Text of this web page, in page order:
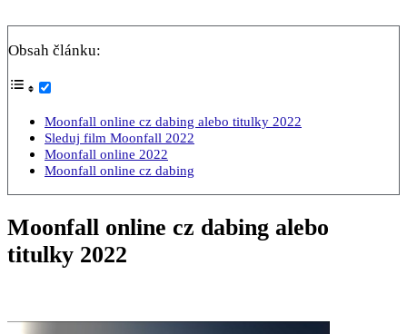
Obsah článku:
Moonfall online cz dabing alebo titulky 2022
Sleduj film Moonfall 2022
Moonfall online 2022
Moonfall online cz dabing
Moonfall online cz dabing alebo
titulky 2022